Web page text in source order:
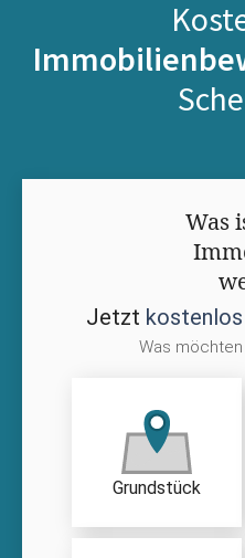
Was
Jetzt kostenlos
Was
Grundstück